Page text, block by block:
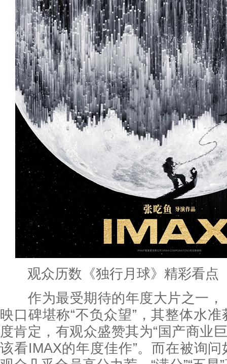
观众历数《独行月球》精彩看点
作为最受期待的年度大片之一，
映口碑堪称“不负众望”，其整体水
度肯定，有观众盛赞其为“国产商业
该看IMAX的年度佳作”。而在被询